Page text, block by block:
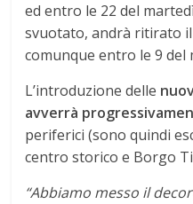
ed entro le 22 del
svuotato, andrà ritirato
comunque entro le 9 del
L’introduzione delle
avverrà
periferici (sono quindi
centro storico e Borgo
“Abbiamo messo il